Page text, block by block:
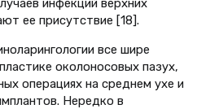
инфекций верхних
ее присутствие [18].
все шире
околоносовых пазух,
операциях на среднем ухе и
Нередко в